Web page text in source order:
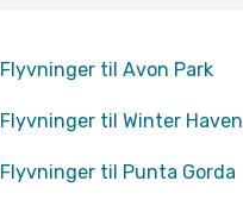
Flyvninger til Avon Park
Flyvninger til Winter Haven
Flyvninger til Punta Gorda